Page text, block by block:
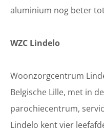
aluminium nog beter
WZC Lindelo
Woonzorgcentrum
Belgische Lille, met in
parochiecentrum,
Lindelo kent vier